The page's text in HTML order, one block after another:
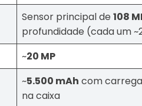
Sensor principal de 108
profundidade (cada um
~20 MP
~5.500 mAh com
na caixa